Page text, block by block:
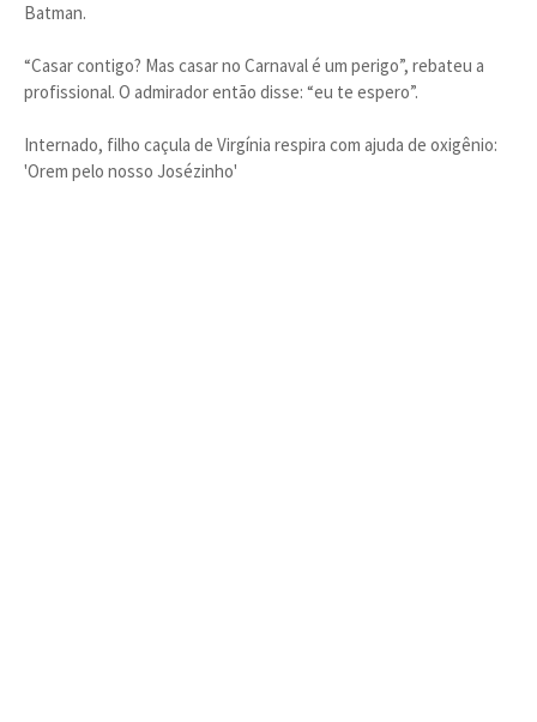
Batman.
“Casar contigo? Mas casar no Carnaval é um perigo”, rebateu a
profissional. O admirador então disse: “eu te espero”.
Internado, filho caçula de Virgínia respira com ajuda de oxigênio:
'Orem pelo nosso Josézinho'